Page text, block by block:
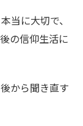
当に大切で、
の信仰生活に
から聞き直す